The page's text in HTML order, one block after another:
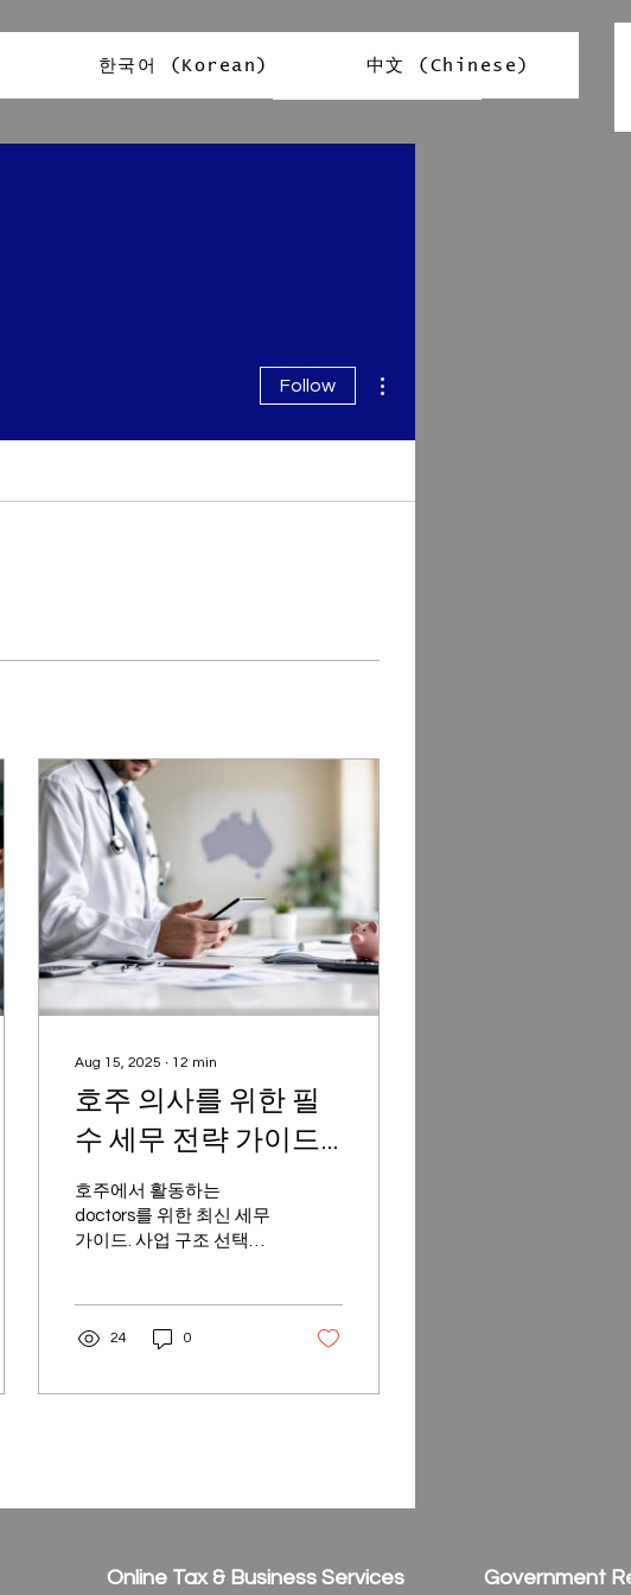
한국어 (Korean) 中文 (Chinese)
Log In
Follow
Aug 15, 2025 ∙ 12 min
호주 의사를 위한 필
수 세무 전략 가이드
(2025년 최신판)
호주에서 활동하는
doctors를 위한 최신 세무
가이드. 사업 구조 선택부
확인해 보세요.
24 0
Online Tax & Business Services Government